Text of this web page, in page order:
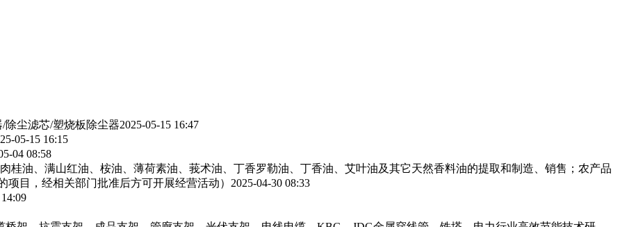
除尘滤芯/塑烧板除尘器2025-05-15 16:47
05-15 16:15
04 08:58
桂油、满山红油、桉油、薄荷素油、莪术油、丁香罗勒油、丁香油、艾叶油及其它天然香料油的提取和制造、销售；农产品
目，经相关部门批准后方可开展经营活动） 2025-04-30 08:33